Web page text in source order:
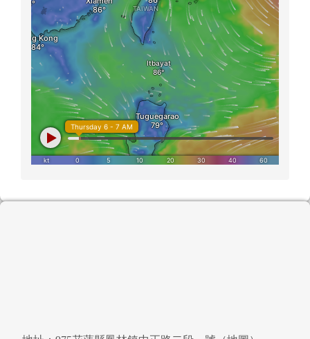
地址：975花蓮縣鳳林鎮中正路二段一號（ 地圖）